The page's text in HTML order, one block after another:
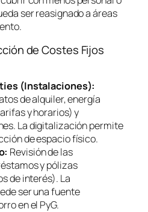
ser reasignado a áreas
de Costes Fijos
(Instalaciones):
de alquiler, energía
y horarios) y
La digitalización permite
de espacio físico.
Revisión de las
y pólizas
de interés). La
ser una fuente
en el PyG.